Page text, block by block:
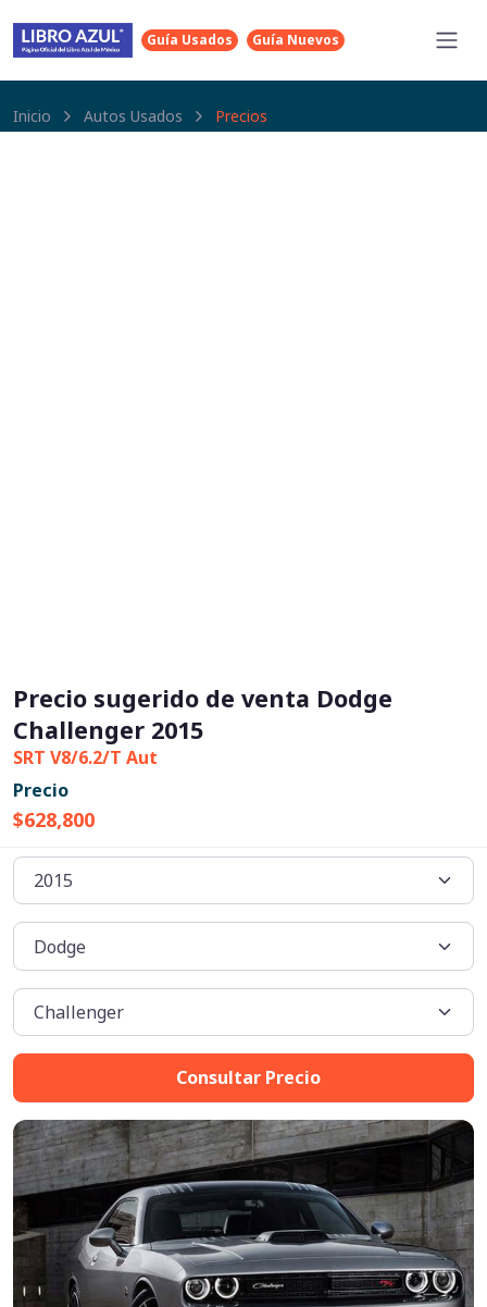
Guía Usados Guía Nuevos
Inicio Autos Usados Precios
Precio sugerido de venta Dodge
Challenger 2015
SRT V8/6.2/T Aut
Precio
$628,800
Consultar Precio